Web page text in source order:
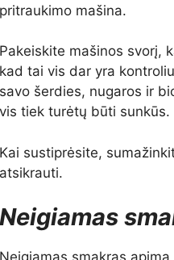
pritraukimo mašina.
Pakeiskite mašinos svorį,
kad tai vis dar yra
savo šerdies, nugaros ir
vis tiek turėtų būti sunkūs.
Kai sustiprėsite,
atsikrauti.
Neigiamas